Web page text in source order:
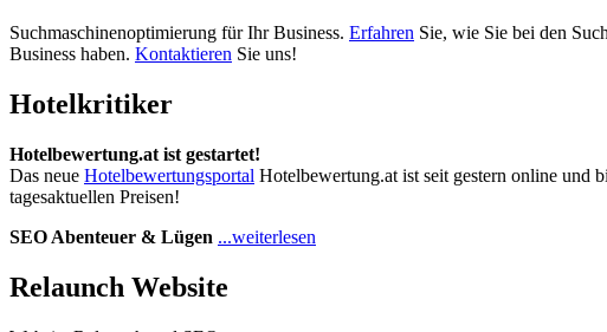
Suchmaschinenoptimierung für Ihr Business. Erfahren Sie, wie Sie bei den
Business haben. Kontaktieren Sie uns!
Hotelkritiker
Hotelbewertung.at ist gestartet!
Das neue Hotelbewertungsportal Hotelbewertung.at ist seit gestern online und
tagesaktuellen Preisen!
SEO Abenteuer & Lügen ...weiterlesen
Relaunch Website